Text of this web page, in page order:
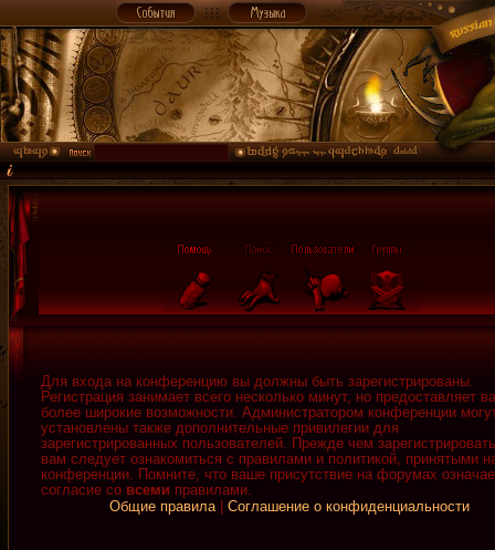
Для входа на конференцию вы должны быть зарегистрированы.
Регистрация занимает всего несколько минут, но предоставляет
более широкие возможности. Администратором конференции
установлены также дополнительные привилегии для
зарегистрированных пользователей. Прежде чем
вам следует ознакомиться с правилами и политикой, принятыми
конференции. Помните, что ваше присутствие на форумах
согласие со всеми правилами.
Общие правила| Соглашение о конфиденциальности